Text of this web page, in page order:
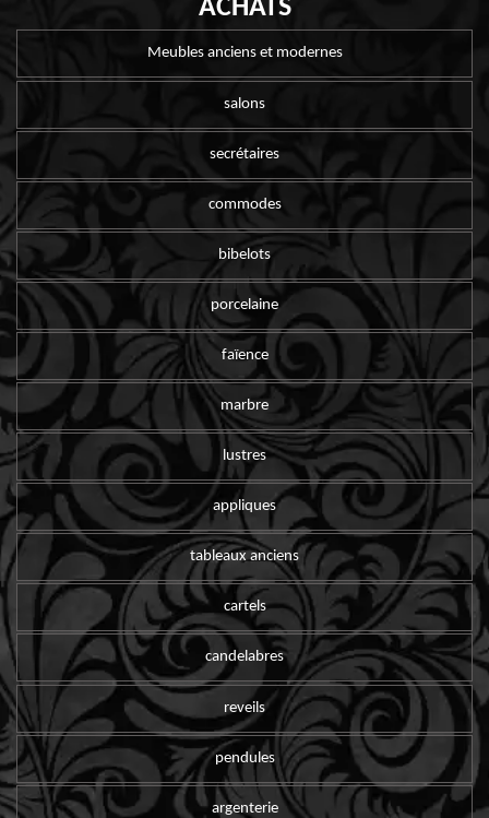
ACHATS
Meubles anciens et modernes
salons
secrétaires
commodes
bibelots
porcelaine
faïence
marbre
lustres
appliques
tableaux anciens
cartels
candelabres
reveils
pendules
argenterie